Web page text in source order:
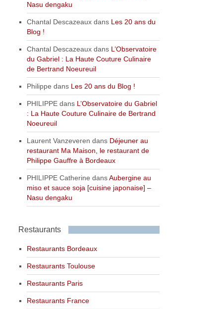
Nasu dengaku
Chantal Descazeaux dans Les 20 ans du
Blog !
Chantal Descazeaux dans L’Observatoire
du Gabriel : La Haute Couture Culinaire
de Bertrand Noeureuil
Philippe dans Les 20 ans du Blog !
PHILIPPE dans L’Observatoire du Gabriel
: La Haute Couture Culinaire de Bertrand
Noeureuil
Laurent Vanzeveren dans Déjeuner au
restaurant Ma Maison, le restaurant de
Philippe Gauffre à Bordeaux
PHILIPPE Catherine dansAubergine au
miso et sauce soja [cuisine japonaise] –
Nasu dengaku
Restaurants
Restaurants Bordeaux
Restaurants Toulouse
Restaurants Paris
Restaurants France